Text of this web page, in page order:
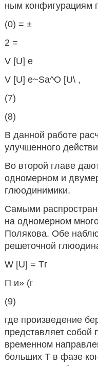
ным конфигурациям
(0) = ±
2 =
V [U] е
V [U] e~Sa^O [U\ ,
(7)
(8)
В данной работе
улучшенного
Во второй главе
одномерном и
глюодинимики.
Самыми
на одномерном
Полякова. Обе
решеточной
W [U] = Тг
П и» (г
(9)
где произведение
представляет собой
временном
больших Т в фазе